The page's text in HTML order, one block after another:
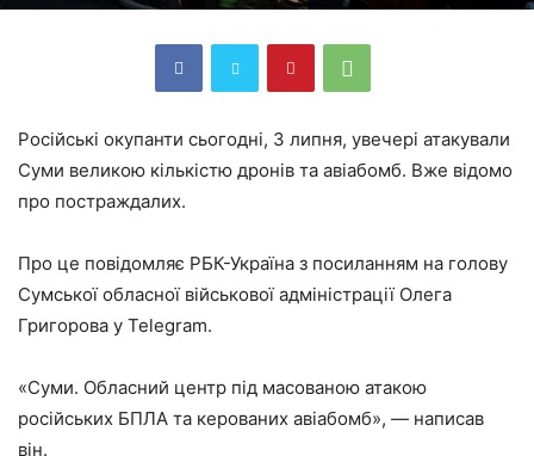
Російські окупанти сьогодні, 3 липня, увечері атакували
Суми великою кількістю дронів та авіабомб. Вже відомо
про постраждалих.
Про це повідомляє РБК-Україна з посиланням на голову
Сумської обласної військової адміністрації Олега
Григорова у Telegram.
«Суми. Обласний центр під масованою атакою
російських БПЛА та керованих авіабомб», — написав
він.